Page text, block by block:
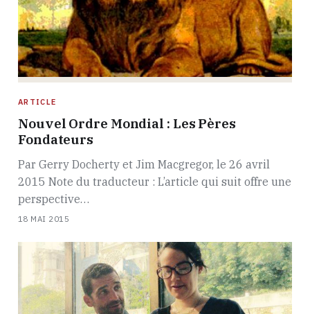
ARTICLE
Nouvel Ordre Mondial : Les Pères
Fondateurs
Par Gerry Docherty et Jim Macgregor, le 26 avril
2015 Note du traducteur : L’article qui suit offre une
perspective…
18 MAI 2015